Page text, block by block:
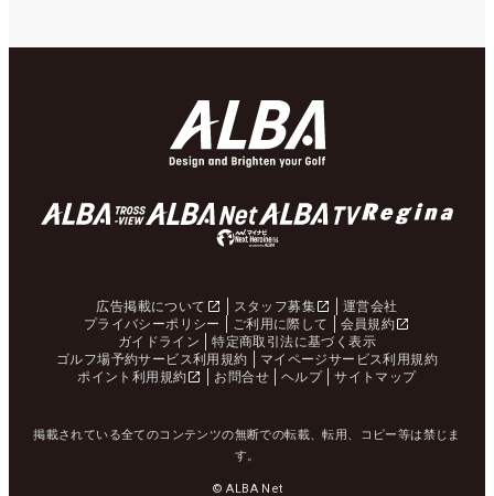
広告掲載について スタッフ募集
運営会社
プライバシーポリシー
ご利用に際して
会員規約
ガイドライン
特定商取引法に基づく表示
ゴルフ場予約サービス利用規約
マイページサービス利用規約
ポイント利用規約
お問合せ ヘルプ サイトマップ
掲載されている全てのコンテンツの無断での転載、転用、コピー等は禁じま
す。
© ALBA Net